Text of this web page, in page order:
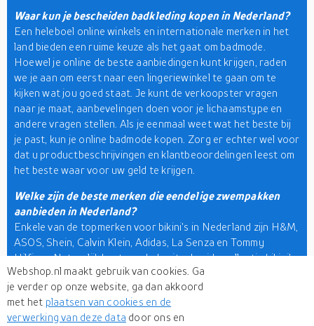
Waar kun je bescheiden badkleding kopen in Nederland?
Een heleboel online winkels en internationale merken in het
land bieden een ruime keuze als het gaat om badmode.
Hoewel je online de beste aanbiedingen kunt krijgen, raden
we je aan om eerst naar een lingeriewinkel te gaan om te
kijken wat jou goed staat. Je kunt de verkoopster vragen
naar je maat, aanbevelingen doen voor je lichaamstype en
andere vragen stellen. Als je eenmaal weet wat het beste bij
je past, kun je online badmode kopen. Zorg er echter wel voor
dat u productbeschrijvingen en klantbeoordelingen leest om
het beste waar voor uw geld te krijgen.
Welke zijn de beste merken die eendelige zwempakken
aanbieden in Nederland?
Enkele van de topmerken voor bikini's in Nederland zijn H&M,
ASOS, Shein, Calvin Klein, Adidas, La Senza en Tommy
Hilfiger. Natuurlijk kunt u ook de uitgebreide collectie bikini's
van Victoria's Secret bekijken. Hier op Webshop.nl kunt u
ook de beste winkels ontdekken voor meer fantastische
opties. Wij zijn de besteproductzoekmachine
fantastische bikinistijlen kunt vinden, zoals
Webshop.nl maakt gebruik van cookies. Ga
je verder op onze website, ga dan akkoord
met het plaatsen van cookies en de
verwerking van deze data door ons en